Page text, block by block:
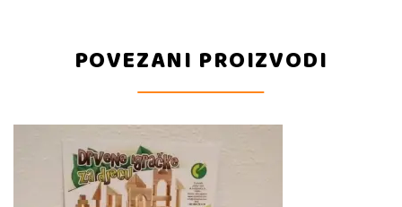
POVEZANI PROIZVODI